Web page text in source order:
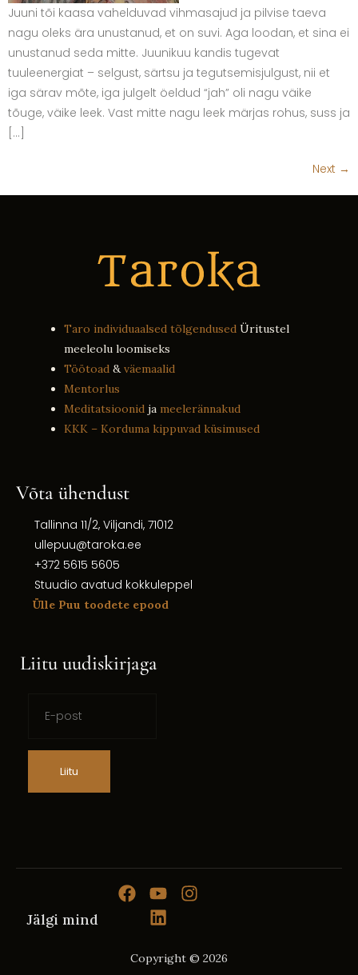
Juuni tõi kaasa vahelduvad vihmasajud ja pilvise taeva
nagu oleks ära unustanud, et on suvi. Aga loodan, et sina ei
unustanud seda mitte. Juunikuu kandis tugevat
tuuleenergiat – selgust, särtsu ja tegutsemisjulgust, nii et
iga särav mõte, iga julgelt öeldud “jah” oli nagu väike
tõuge, väike leek. Vast mitte nagu leek märjas rohus, suss ja
[…]
Next →
Taro individuaalsed tõlgendused Üritustel
meeleolu loomiseks
Töötoad &väemaalid
Mentorlus
Meditatsioonid ja meelerännakud
KKK – Korduma kippuvad küsimused
Võta ühendust
Tallinna 11/2, Viljandi, 71012
ullepuu@taroka.ee
+372 5615 5605
Stuudio avatud kokkuleppel
Ülle Puu toodete epood
Liitu uudiskirjaga
Liitu
Copyright © 2026
Jälgi mind